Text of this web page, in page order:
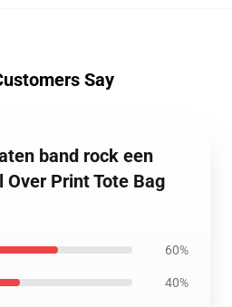
Say
band rock een
Print Tote Bag
60%
40%